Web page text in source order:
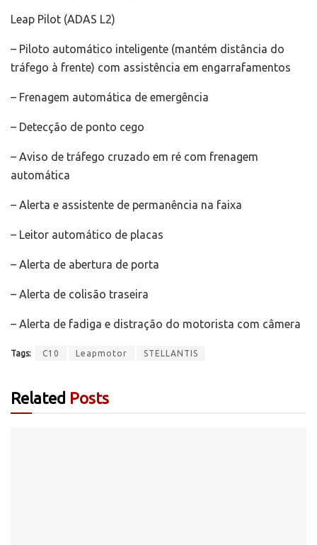
Leap Pilot (ADAS L2)
– Piloto automático inteligente (mantém distância do
tráfego à frente) com assistência em engarrafamentos
– Frenagem automática de emergência
– Detecção de ponto cego
– Aviso de tráfego cruzado em ré com frenagem
automática
– Alerta e assistente de permanência na faixa
– Leitor automático de placas
– Alerta de abertura de porta
– Alerta de colisão traseira
– Alerta de fadiga e distração do motorista com câmera
Tags: C10 Leapmotor STELLANTIS
Related Posts